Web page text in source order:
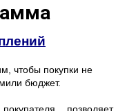
чтобы покупки не
бюджет.
позволяет